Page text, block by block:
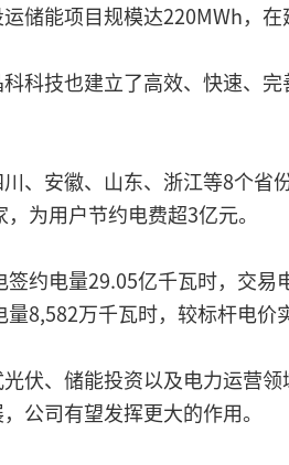
储能项目规模达220MWh，
科技也建立了高效、快速、
、安徽、山东、浙江等8个
为用户节约电费超3亿元。
约电量29.05亿千瓦时，交
8,582万千瓦时，较标杆电价
伏、储能投资以及电力运营
公司有望发挥更大的作用。